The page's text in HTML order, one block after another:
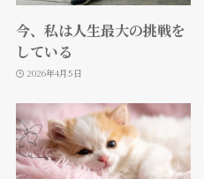
今、私は人生最大の挑戦を
している
2026年4月5日